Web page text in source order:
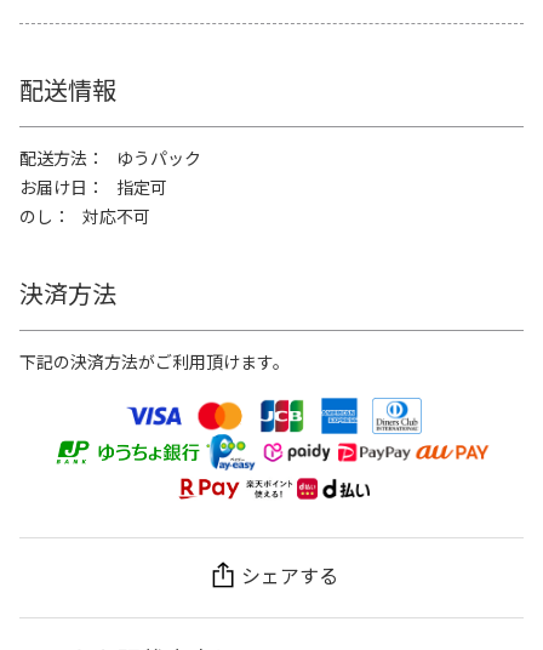
配送情報
配送方法
ゆうパック
お届け日
指定可
のし
対応不可
決済方法
下記の決済方法がご利用頂けます。
シェアする